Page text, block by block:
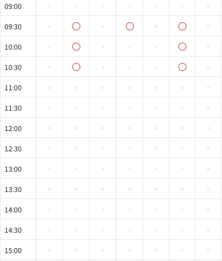
09:00
09:30
10:00
10:30
11:00
11:30
12:00
12:30
13:00
13:30
14:00
14:30
15:00